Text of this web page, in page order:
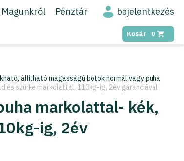
Magunkról Pénztár bejelentkezés
Kosár 0
állítható magasságú botok normál vagy puha
és szürke markolattal, 110kg-ig, 2év garanciával
markolattal- kék,
ig, 2év